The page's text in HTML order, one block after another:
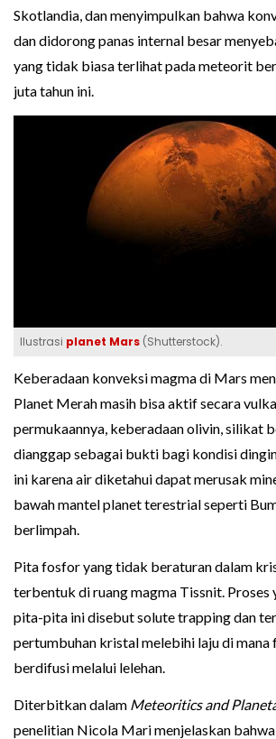
Skotlandia, dan menyimpulkan bahwa
dan didorong panas internal besar
yang tidak biasa terlihat pada meteorit
juta tahun ini.
Ilustrasi planet Mars (Shutterstock).
Keberadaan konveksi magma di Mars
Planet Merah masih bisa aktif secara
permukaannya, keberadaan olivin, silikat
dianggap sebagai bukti bagi kondisi
ini karena air diketahui dapat merusak
bawah mantel planet terestrial seperti
berlimpah.
Pita fosfor yang tidak beraturan dalam
terbentuk di ruang magma Tissnit. Proses
pita-pita ini disebut solute trapping dan
pertumbuhan kristal melebihi laju di
berdifusi melalui lelehan.
Diterbitkan dalam Meteoritics and
penelitian Nicola Mari menjelaskan